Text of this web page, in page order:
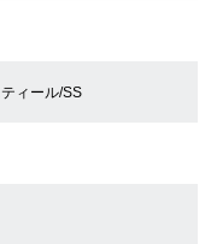
ィール/SS